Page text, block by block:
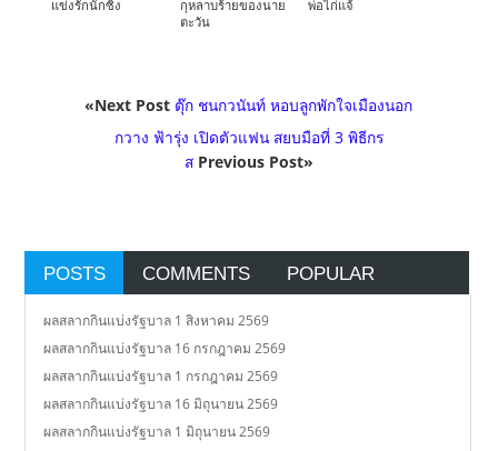
แข่งรักนักซิ่ง
กุหลาบร้ายของนาย
ตะวัน
พ่อไก่แจ้
«Next Post ตุ๊ก ชนกวนันท์ หอบลูกพักใจเมืองนอก
กวาง ฟ้ารุ่ง เปิดตัวแฟน สยบมือที่ 3 พิธีกร
สPrevious Post»
POSTS COMMENTS POPULAR
ผลสลากกินแบ่งรัฐบาล 1 สิงหาคม 2569
ผลสลากกินแบ่งรัฐบาล 16 กรกฎาคม 2569
ผลสลากกินแบ่งรัฐบาล 1 กรกฎาคม 2569
ผลสลากกินแบ่งรัฐบาล 16 มิถุนายน 2569
ผลสลากกินแบ่งรัฐบาล 1 มิถุนายน 2569